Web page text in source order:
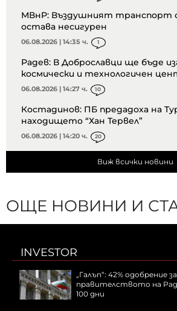
МВнР: Въздушният транспорт
остава несигурен
06.08.2026 | 14:35 ч. 1
Радев: В Доброславци ще бъде
космически и технологичен
06.08.2026 | 14:27 ч. 10
Костадинов: ПБ предадоха на
находището “Хан Тервел”
06.08.2026 | 14:20 ч. 20
Виж всички новини
ОЩЕ НОВИНИ И
INVESTOR
„Галъп“: 42% одобрение за
правителството на
100 дни